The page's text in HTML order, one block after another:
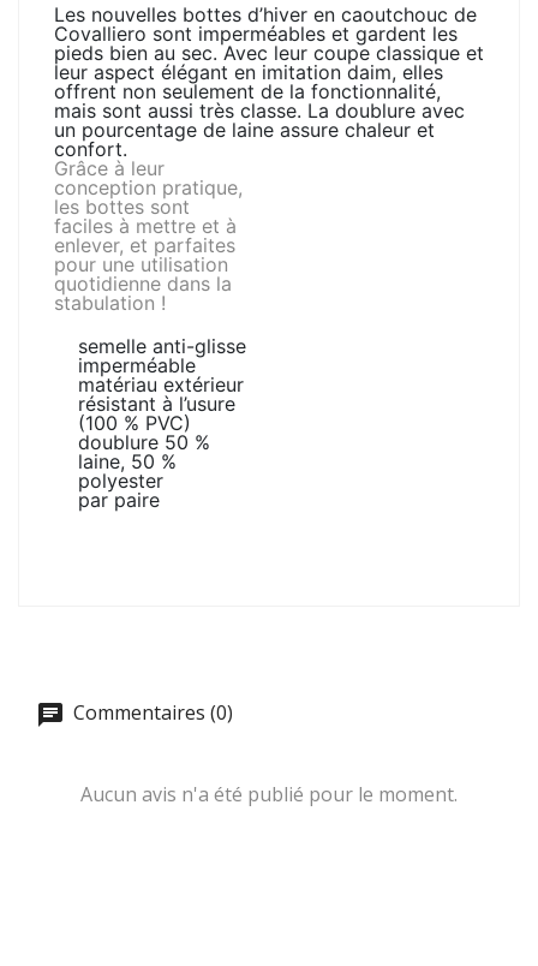
Les nouvelles bottes d’hiver en caoutchouc de
Covalliero sont imperméables et gardent les
pieds bien au sec. Avec leur coupe classique et
leur aspect élégant en imitation daim, elles
offrent non seulement de la fonctionnalité,
mais sont aussi très classe. La doublure avec
un pourcentage de laine assure chaleur et
confort.
Grâce à leur
conception pratique,
les bottes sont
faciles à mettre et à
enlever, et parfaites
pour une utilisation
quotidienne dans la
stabulation !
semelle anti-glisse
imperméable
matériau extérieur
résistant à l’usure
(100 % PVC)
doublure 50 %
laine, 50 %
polyester
par paire
Commentaires (0)
Aucun avis n'a été publié pour le moment.